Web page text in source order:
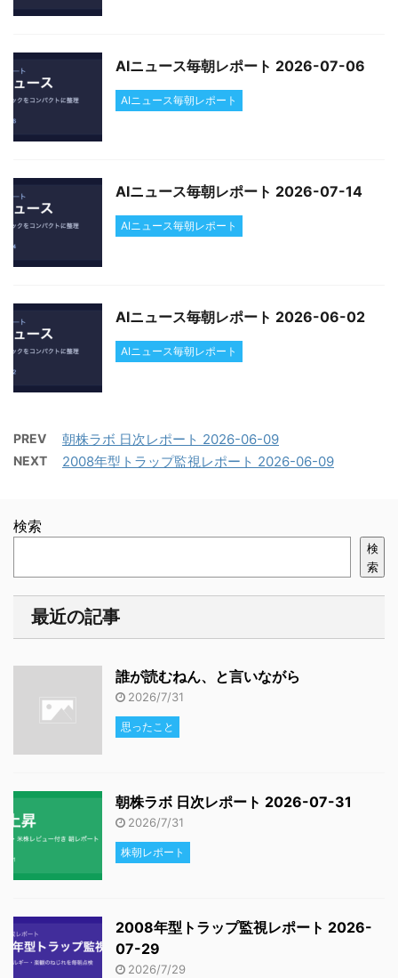
AIニュース毎朝レポート 2026-07-06
AIニュース毎朝レポート
AIニュース毎朝レポート 2026-07-14
AIニュース毎朝レポート
AIニュース毎朝レポート 2026-06-02
AIニュース毎朝レポート
PREV 朝株ラボ 日次レポート 2026-06-09
NEXT 2008年型トラップ監視レポート 2026-06-09
検索
検
索
最近の記事
誰が読むねん、と言いながら
2026/7/31
思ったこと
朝株ラボ 日次レポート 2026-07-31
2026/7/31
株朝レポート
2008年型トラップ監視レポート 2026-
07-29
2026/7/29